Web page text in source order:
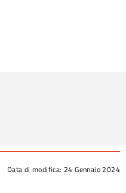
Data di modifica: 24 Gennaio 2024